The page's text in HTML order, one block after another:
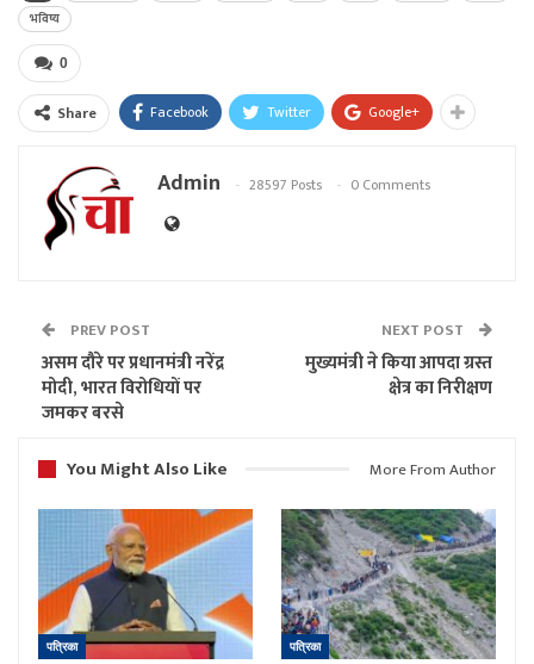
भविष्य
0
Share Facebook Twitter Google+
Admin 28597 Posts 0 Comments
PREV POST
असम दौरे पर प्रधानमंत्री नरेंद्र
मोदी, भारत विरोधियों पर
जमकर बरसे
NEXT POST
मुख्यमंत्री ने किया आपदा ग्रस्त
क्षेत्र का निरीक्षण
You Might Also Like More From Author
पत्रिका पत्रिका